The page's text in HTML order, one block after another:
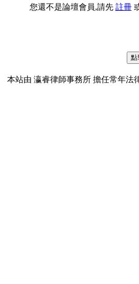
您還不是論壇會員,請先 註冊
本站由 瀛睿律師事務所 擔任常年法